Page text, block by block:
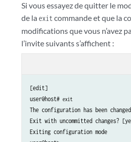
Si vous essayez de quitter le
de laexitcommande et que la
modifications que vous n’avez
l’invite suivants s’affichent :
[edit]
user@host# exit
The configuration has been
Exit with uncommitted changes?
Exiting configuration mode